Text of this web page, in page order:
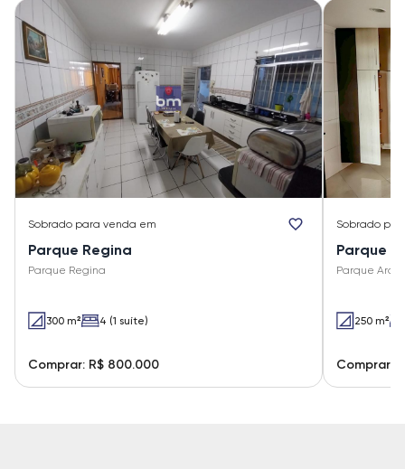
Sobrado para venda em
Parque Regina
Parque Regina
300 m² 4 (1 suíte)
Comprar: R$ 800.000
Sobrado
Parque
Parque
250 m²
Comprar: